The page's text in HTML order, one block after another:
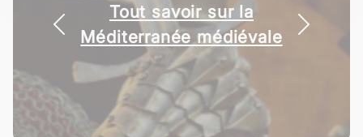
Tout savoir sur la
Méditerranée médiévale